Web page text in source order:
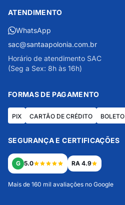
ATENDIMENTO
WhatsApp
sac@santaapolonia.com.br
Horário de atendimento SAC
(Seg a Sex: 8h às 16h)
FORMAS DE PAGAMENTO
PIX CARTÃO DE CRÉDITO BOLETO
SEGURANÇA E CERTIFICAÇÕES
G 5.0 RA 4.9
Mais de 160 mil avaliações no Google